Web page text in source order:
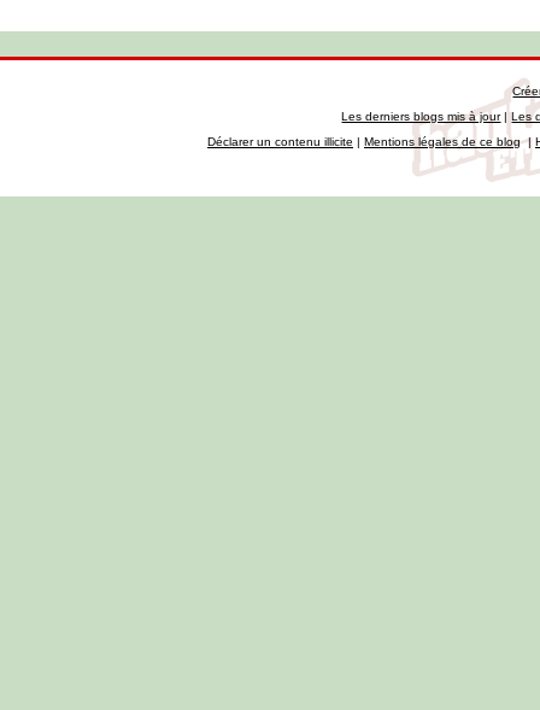
Les derniers blogs mis à jour|Les
Déclarer un contenu illicite | Mentions légales de ce blog|